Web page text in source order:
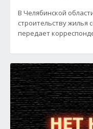
В Челябинской
строительству жилья
передает